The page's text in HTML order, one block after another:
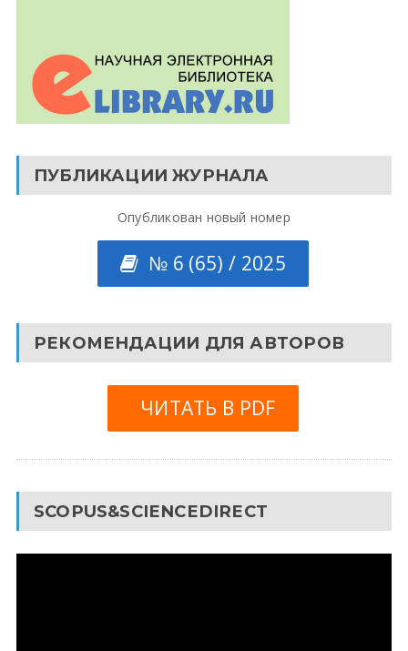
ПУБЛИКАЦИИ ЖУРНАЛА
Опубликован новый номер
№ 6 (65) / 2025
РЕКОМЕНДАЦИИ ДЛЯ АВТОРОВ
ЧИТАТЬ В PDF
SCOPUS&SCIENCEDIRECT